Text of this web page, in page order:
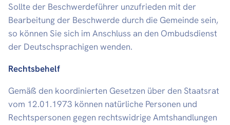
Sollte der Beschwerdeführer unzufrieden mit der
Bearbeitung der Beschwerde durch die Gemeinde sein,
so können Sie sich im Anschluss an den Ombudsdienst
der Deutschsprachigen wenden.
Rechtsbehelf
Gemäß den koordinierten Gesetzen über den Staatsrat
vom 12.01.1973 können natürliche Personen und
Rechtspersonen gegen rechtswidrige Amtshandlungen